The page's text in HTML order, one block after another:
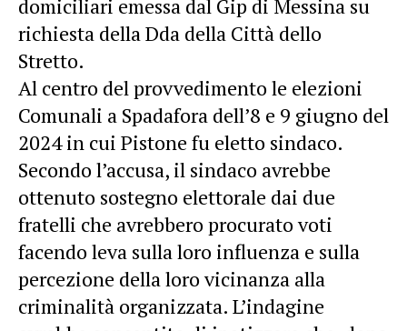
domiciliari emessa dal Gip di Messina su
richiesta della Dda della Città dello
Stretto.
Al centro del provvedimento le elezioni
Comunali a Spadafora dell’8 e 9 giugno del
2024 in cui Pistone fu eletto sindaco.
Secondo l’accusa, il sindaco avrebbe
ottenuto sostegno elettorale dai due
fratelli che avrebbero procurato voti
facendo leva sulla loro influenza e sulla
percezione della loro vicinanza alla
criminalità organizzata. L’indagine